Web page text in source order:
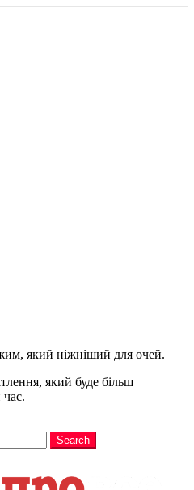
який ніжніший для очей.
який буде більш
Search